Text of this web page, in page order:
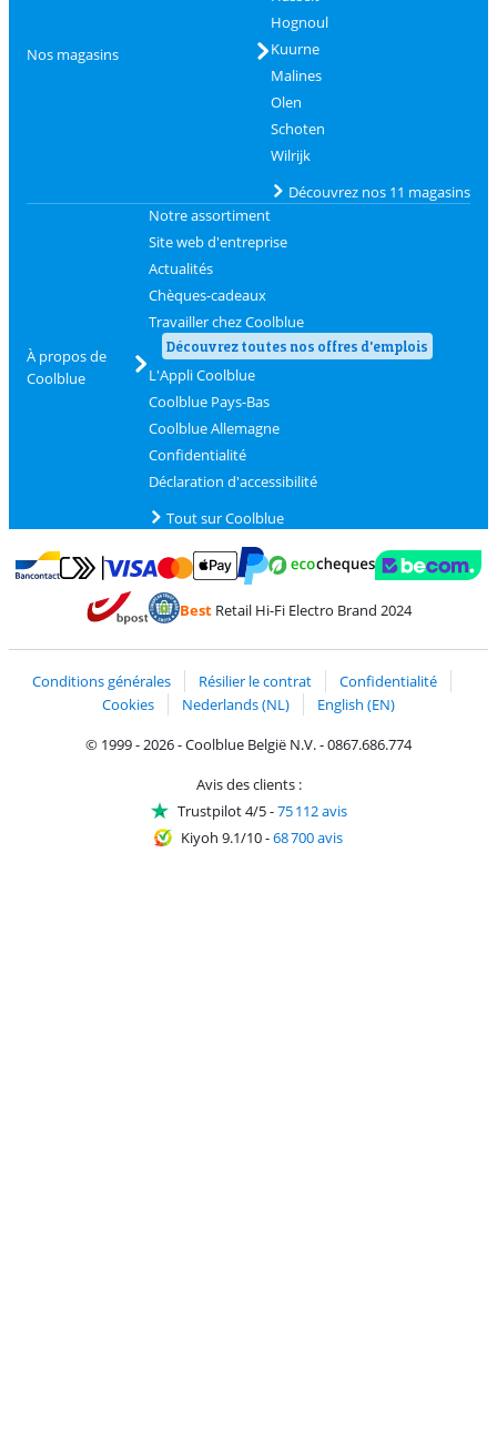
Nos magasins
Hognoul
Kuurne
Malines
Olen
Schoten
Wilrijk
Découvrez nos 11 magasins
À propos de
Coolblue
Notre assortiment
Site web d'entreprise
Actualités
Chèques-cadeaux
Travailler chez Coolblue
Découvrez toutes nos offres d'emplois
L'Appli Coolblue
Coolblue Pays-Bas
Coolblue Allemagne
Confidentialité
Déclaration d'accessibilité
Tout sur Coolblue
Payer avec Bancontact
Payer avec MasterCard et Visa via ClickToPay
Payer avec PayPal
BestRetail Hi-Fi Electro Brand 2024
Conditions générales Résilier le contrat
Confidentialité
Cookies
Nederlands (NL)
English (EN)
© 1999 - 2026 - Coolblue België N.V. - 0867.686.774
Avis des clients :
Trustpilot 4/5-75 112 avis
Kiyoh 9.1/10-68 700 avis